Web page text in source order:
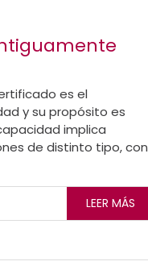
es el
y su propósito es
implica
de distinto tipo, con
LEER MÁS